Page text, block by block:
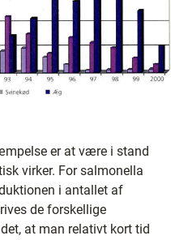
er at være i stand
virker. For salmonella
i antallet af
de forskellige
at man relativt kort tid